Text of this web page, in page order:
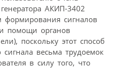
АКИП-3402
формирования сигналов
помощи органов
поскольку этот способ
весьма трудоемок
в силу того, что